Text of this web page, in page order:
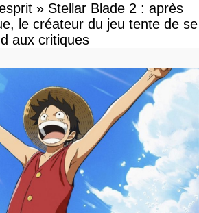
» Stellar Blade 2 : après
le créateur du jeu tente de se
aux critiques